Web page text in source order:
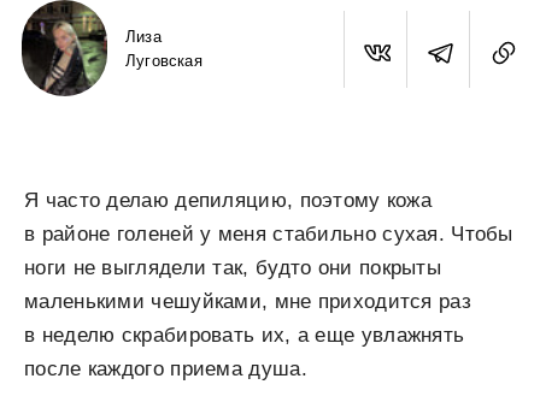
Лиза
Луговская
Я часто делаю депиляцию, поэтому кожа
в районе голеней у меня стабильно сухая. Чтобы
ноги не выглядели так, будто они покрыты
маленькими чешуйками, мне приходится раз
в неделю скрабировать их, а еще увлажнять
после каждого приема душа.